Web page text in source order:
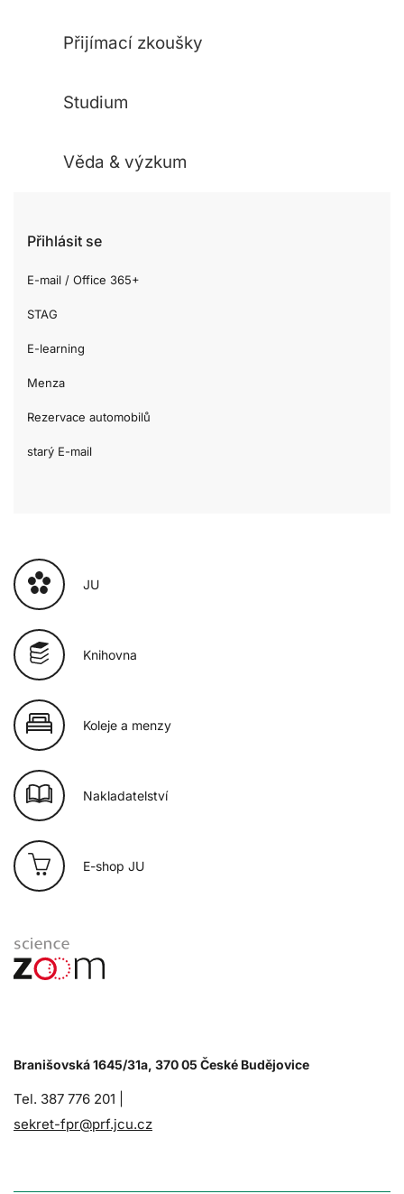
Přijímací zkoušky
Studium
Věda & výzkum
Přihlásit se
E-mail / Office 365+
STAG
E-learning
Menza
Rezervace automobilů
starý E-mail
JU
Knihovna
Koleje a menzy
Nakladatelství
E-shop JU
Branišovská 1645/31a, 370 05 České Budějovice
Tel. 387 776 201 |
sekret-fpr@prf.jcu.cz